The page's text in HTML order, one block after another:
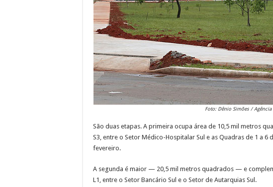
Foto: Dênio Simões / Agência
São duas etapas. A primeira ocupa área de 10,5 mil metros
S3, entre o Setor Médico-Hospitalar Sul e as Quadras de 1 a 6
fevereiro.
A segunda é maior — 20,5 mil metros quadrados — e
L1, entre o Setor Bancário Sul e o Setor de Autarquias Sul.